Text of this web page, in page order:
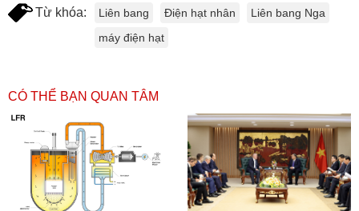
Từ khóa: Liên bang Điện hạt nhân
Liên bang Nga
máy điện hạt
CÓ THỂ BẠN QUAN TÂM